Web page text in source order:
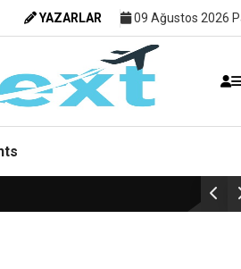
YAZARLAR 09 Ağustos 2026